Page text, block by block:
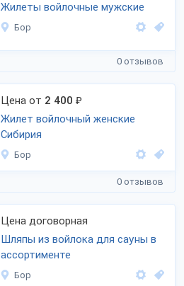
Жилеты войлочные мужские
Бор
0 отзывов
Цена от 2 400 ₽
Жилет войлочный женские
Сибирия
Бор
0 отзывов
Цена договорная
Шляпы из войлока для сауны в
ассортименте
Бор